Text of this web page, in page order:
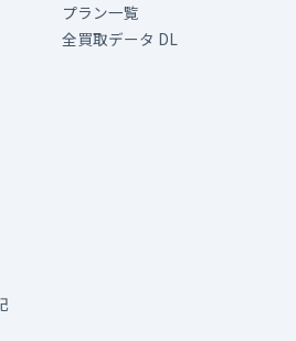
プラン一覧
全買取データ DL